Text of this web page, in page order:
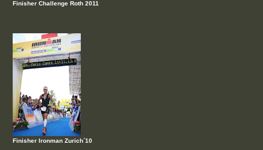
Finisher Challenge Roth 2011
Finisher Ironman Zurich´10